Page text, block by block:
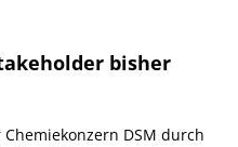
bisher
DSM durch